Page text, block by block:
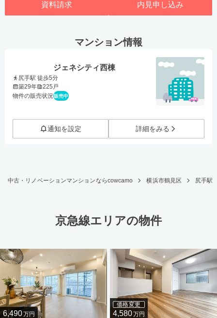
資料請求 内見申し込み
マンション情報
ジェネシティ西棟
尻手駅 徒歩5分
築29年
225戸
物件の販売状況販売中
通知を設定 詳細をみる
中古・リノベーションマンションならcowcamo 横浜市鶴見区 尻手駅
京急線エリアの物件
6,490万円
価格変更
4,580万円